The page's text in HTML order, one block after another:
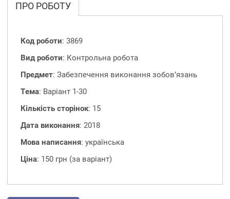
ПРО РОБОТУ
Код роботи: 3869
Вид роботи: Контрольна робота
Предмет: Забезпечення виконання зобов’язань
Тема: Варіант 1-30
Кількість сторінок: 15
Дата виконання: 2018
Мова написання: українська
Ціна: 150 грн (за варіант)